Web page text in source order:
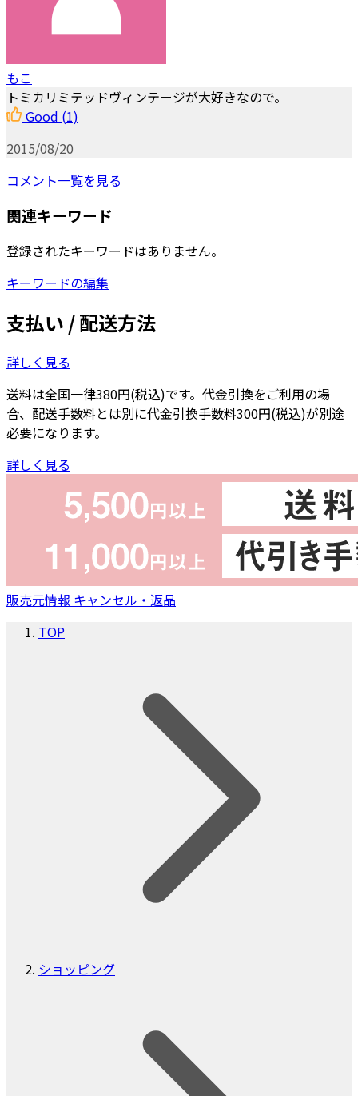
もこ
トミカリミテッドヴィンテージが大好きなので。
Good (1)
2015/08/20
コメント一覧を見る
関連キーワード
登録されたキーワードはありません。
キーワードの編集
支払い / 配送方法
詳しく見る
送料は全国一律380円(税込)です。代金引換をご利用の場
合、配送手数料とは別に代金引換手数料300円(税込)が別途
必要になります。
詳しく見る
販売元情報 キャンセル・返品
TOP
ショッピング